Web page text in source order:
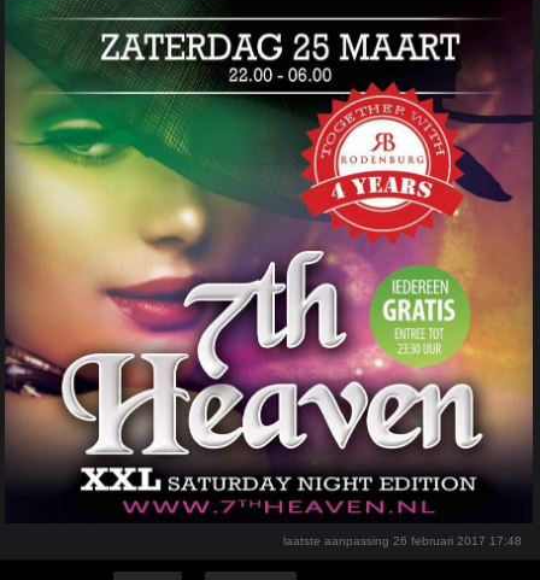
laatste aanpassing26 februari 2017 17:48